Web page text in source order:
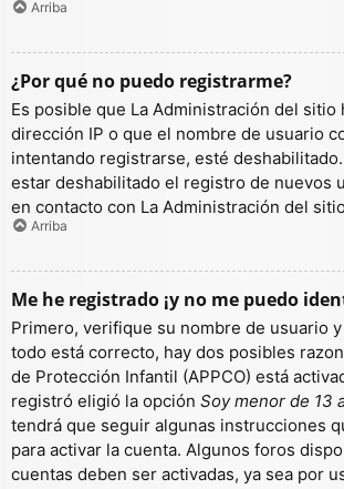
Arriba
¿Por qué no puedo registrarme?
Es posible que La Administración del sitio
dirección IP o que el nombre de usuario
intentando registrarse, esté
estar deshabilitado el registro de nuevos
en contacto con La Administración del
Arriba
Me he registrado ¡y no me puedo
Primero, verifique su nombre de usuario
todo está correcto, hay dos posibles
de Protección Infantil (APPCO) está
registró eligió la opción Soy menor de 13
tendrá que seguir algunas instrucciones
para activar la cuenta. Algunos foros
cuentas deben ser activadas, ya sea por